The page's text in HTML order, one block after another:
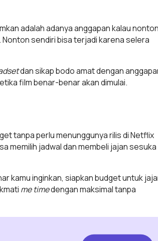
adalah adanya anggapan kalau nonton
sendiri bisa terjadi karena selera
dan sikap bodo amat dengan
film benar-benar akan dimulai.
tanpa perlu menunggunya rilis di Netflix
memilih jadwal dan membeli jajan sesuka
kamu inginkan, siapkan budget untuk
me timedengan maksimal tanpa